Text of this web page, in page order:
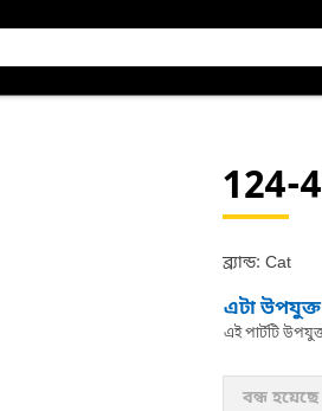
124-
ব্র্যান্ড: Cat
এটা
এই পার্টটি
বন্ধ হয়েছে